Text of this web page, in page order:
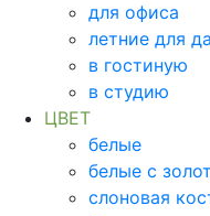
для офиса
летние для
в гостиную
в студию
ЦВЕТ
белые
белые с
слоновая